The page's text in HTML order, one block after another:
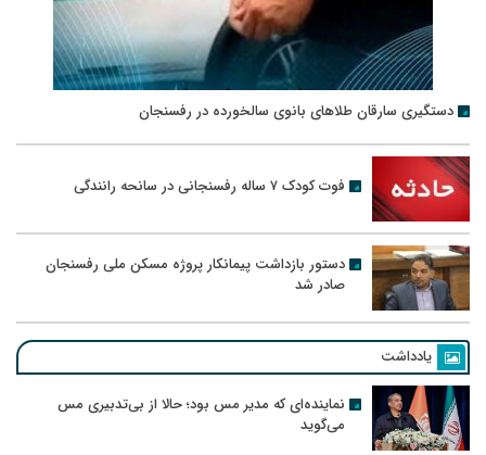
دستگیری سارقان طلاهای بانوی سالخورده در رفسنجان
فوت کودک ۷ ساله رفسنجانی در سانحه رانندگی
دستور بازداشت پیمانکار پروژه مسکن ملی رفسنجان
صادر شد
یادداشت
نماینده‌ای که مدیر مس بود؛ حالا از بی‌تدبیری مس
می‌گوید